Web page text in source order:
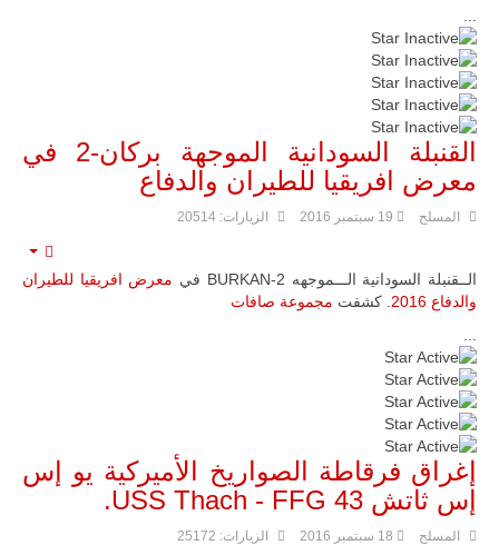
القنبلة السودانية الموجهة بركان-2 في
معرض افريقيا للطيران والدفاع
المسلح 19 سبتمبر 2016 الزيارات: 20514
الــقنبلة السودانية الـــموجهه BURKAN-2 في
معرض افريقيا للطيران
والدفاع 2016
. كشفت مجموعة صافات
تقييم
المستخدم:5
/
إغراق فرقاطة الصواريخ الأميركية يو إس
إس ثاتش USS Thach - FFG 43.
المسلح 18 سبتمبر 2016 الزيارات: 25172